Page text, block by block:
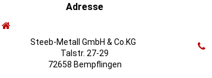
Adresse
Steeb-Metall GmbH & Co.KG
Talstr. 27-29
72658 Bempflingen